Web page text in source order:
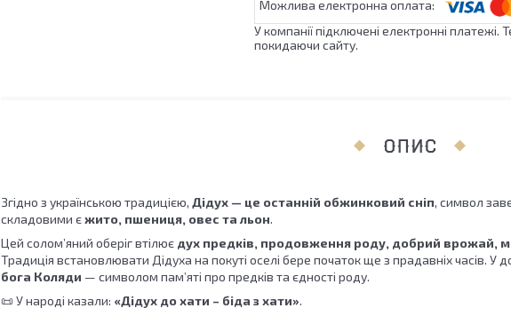
У компанії підключені електронні
покидаючи сайту.
ОПИС
Згідно з українською традицією, Дідух — це останній обжинковий сніп, символ
складовими єжито, пшениця, овес та льон.
Цей солом’яний оберіг втілює дух предків, продовження роду, добрий врожай,
Традиція встановлювати Дідуха на покуті оселі бере початок ще з прадавніх часів. У
бога Коляди — символом пам’яті про предків та єдності роду.
📜 У народі казали: «Дідух до хати – біда з хати».